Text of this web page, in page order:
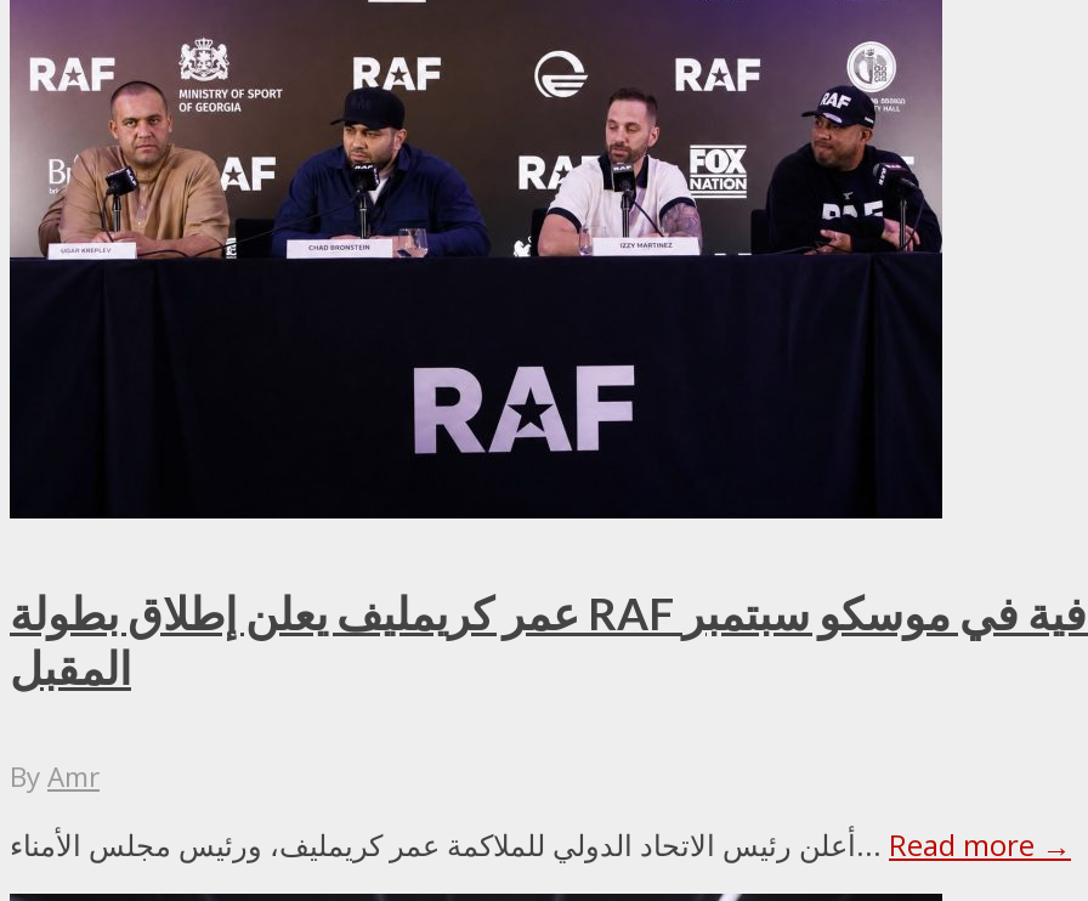
عمر كريمليف يعلن إطلاق بطولة RAF روسيا للمصارعة الحرة الاحترافية في موسكو سبتمبر
المقبل
ByAmr
أعلن رئيس الاتحاد الدولي للملاكمة عمر كريمليف، ورئيس مجلس الأمناء... Read more →